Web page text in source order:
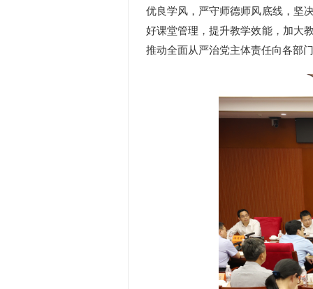
优良学风，严守师德师风底线，坚
好课堂管理，提升教学效能，加大
推动全面从严治党主体责任向各部